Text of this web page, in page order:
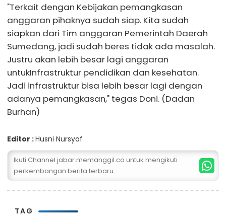
"Terkait dengan Kebijakan pemangkasan
anggaran pihaknya sudah siap. Kita sudah
siapkan dari Tim anggaran Pemerintah Daerah
Sumedang, jadi sudah beres tidak ada masalah.
Justru akan lebih besar lagi anggaran
untukInfrastruktur pendidikan dan kesehatan.
Jadi infrastruktur bisa lebih besar lagi dengan
adanya pemangkasan," tegas Doni. (Dadan
Burhan)
Editor :Husni Nursyaf
Ikuti Channel jabar.memanggil.co untuk mengikuti
perkembangan berita terbaru
TAG